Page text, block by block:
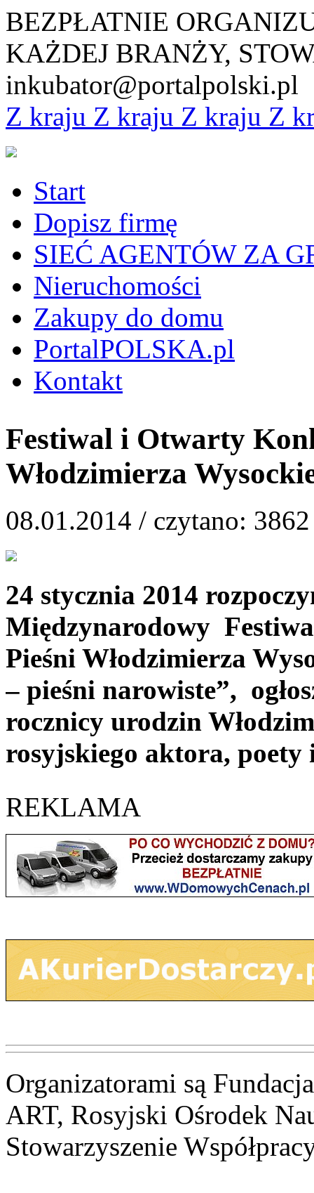
BEZPŁATNIE
KAŻDEJ BRANŻY,
inkubator@portalpolski.pl
Z kraju Z kraju Z kraju Z
Start
Dopisz firmę
SIEĆ AGENTÓW ZA
Nieruchomości
Zakupy do domu
PortalPOLSKA.pl
Kontakt
Festiwal i Otwarty
Włodzimierza
08.01.2014 / czytano:
24 stycznia 2014
Międzynarodowy
Pieśni Włodzimierza
– pieśni narowiste”,
rocznicy urodzin
rosyjskiego aktora, poety
REKLAMA
Organizatorami są
ART, Rosyjski Ośrodek
Stowarzyszenie